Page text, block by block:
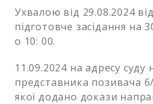
Ухвалою від 29.08.2024
підготовче засідання на
о 10: 00.
11.09.2024 на адресу суду
представника позивача
якої додано докази